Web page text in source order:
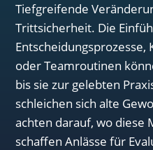
Tiefgreifende
Trittsicherheit. Die
oder Teamroutinen
bis sie zur gelebten
schleichen sich alte
achten darauf, wo diese
schaffen Anlässe für